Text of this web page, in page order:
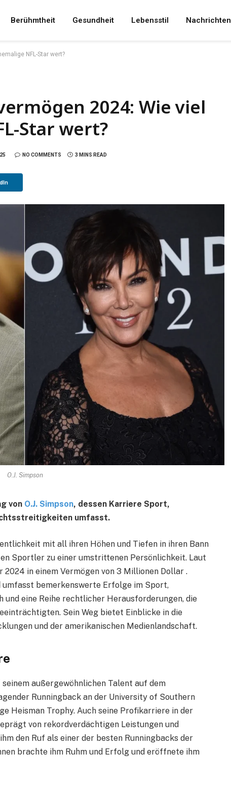
Berühmtheit Gesundheit Lebensstil Nachrichten
NFL-Star wert?
2024: Wie viel
Star wert?
NO COMMENTS 3 MINS READ
O.J. Simpson
von O.J. Simpson, dessen Karriere Sport,
umfasst.
mit all ihren Höhen und Tiefen in ihren Bann
Sportler zu einer umstrittenen Persönlichkeit. Laut
in einem Vermögen von 3 Millionen Dollar .
bemerkenswerte Erfolge im Sport,
eine Reihe rechtlicher Herausforderungen, die
Sein Weg bietet Einblicke in die
und der amerikanischen Medienlandschaft.
außergewöhnlichen Talent auf dem
Runningback an der University of Southern
Heisman Trophy. Auch seine Profikarriere in der
von rekordverdächtigen Leistungen und
den Ruf als einer der besten Runningbacks der
brachte ihm Ruhm und Erfolg und eröffnete ihm